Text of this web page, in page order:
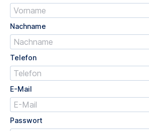
Nachname
Telefon
E-Mail
Passwort